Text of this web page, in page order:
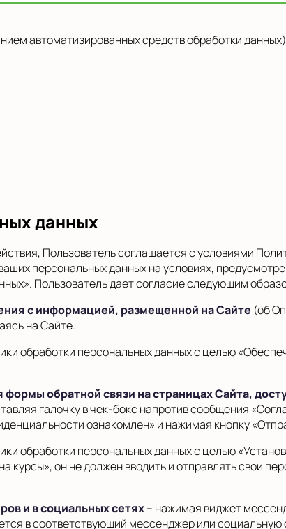
автоматизированных средств обработки
данных
Пользователь соглашается с условиями
персональных данных на условиях,
Пользователь дает согласие следующим
с информацией, размещенной на Сайте (об
на Сайте.
обработки персональных данных с целью
обратной связи на страницах Сайта,
галочку в чек-бокс напротив сообщения
ознакомлен» и нажимая кнопку
обработки персональных данных с целью
курсы», он не должен вводить и отправлять свои
и в социальных сетях– нажимая виджет
в соответствующий мессенджер или социальную